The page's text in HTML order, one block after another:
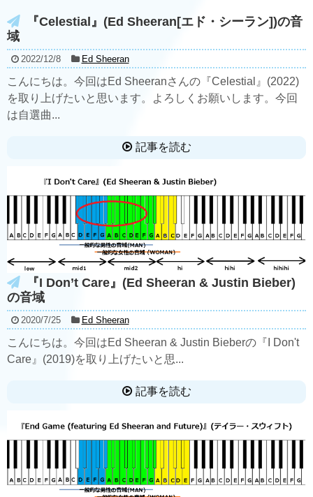
『Celestial』(Ed Sheeran[エド・シーラン])の音
域
2022/12/8 Ed Sheeran
こんにちは。今回はEd Sheeranさんの『Celestial』(2022)
を取り上げたいと思います。よろしくお願いします。今回
は自選曲...
記事を読む
『I Don’t Care』(Ed Sheeran & Justin Bieber)
の音域
2020/7/25 Ed Sheeran
こんにちは。今回はEd Sheeran & Justin Bieberの『I Don't
Care』(2019)を取り上げたいと思...
記事を読む